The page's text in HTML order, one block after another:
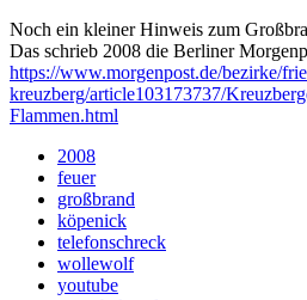
Noch ein kleiner Hinweis zum
Das schrieb 2008 die Berliner
https://www.morgenpost.de/bezirke/
kreuzberg/article103173737/
Flammen.html
2008
feuer
großbrand
köpenick
telefonschreck
wollewolf
youtube